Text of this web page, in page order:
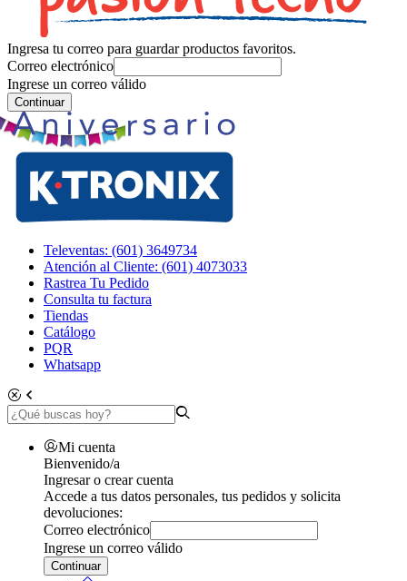
Ingresa tu correo para guardar productos favoritos.
Correo electrónico
Ingrese un correo válido
Continuar
Televentas: (601) 3649734
Atención al Cliente: (601) 4073033
Rastrea Tu Pedido
Consulta tu factura
Tiendas
Catálogo
PQR
Whatsapp
Mi cuenta
Bienvenido/a
Ingresar o crear cuenta
Accede a tus datos personales, tus pedidos y solicita
devoluciones:
Correo electrónico
Ingrese un correo válido
Continuar